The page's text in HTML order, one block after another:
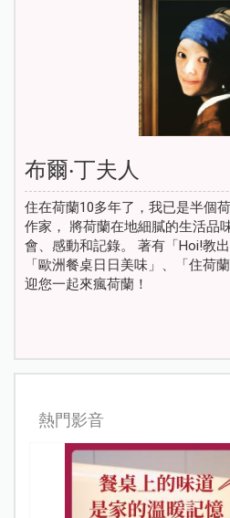
布爾‧丁夫人
住在荷蘭10多年了，我已是半個
作家， 將荷蘭在地細膩的生活品
會、感動和記錄。 著有「Hoi!教
「歐洲餐桌日日美味」、「住荷
迎您一起來瘋荷蘭！
熱門影音